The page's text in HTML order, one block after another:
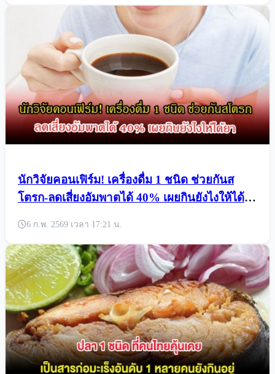
นักวิจัยคอนเฟิร์ม! เครื่องดื่ม 1 ชนิด ช่วยกันส
โตรก-ลดเสี่ยงอัมพาตได้ 40% เผยกินยังไงให้ได้
6 ก.พ. 2569 เวลา 17:21 น.